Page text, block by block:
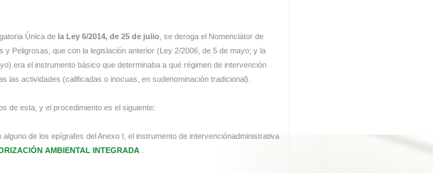
Única dela Ley 6/2014, de 25 de julio , se deroga el Nomenclátor de
Peligrosas, que con la legislación anterior (Ley 2/2006, de 5 de mayo; y la
era el instrumento básico que determinaba a qué régimen de intervención
las actividades (calificadas o inocuas, en sudenominación tradicional).
de esta, y el procedimiento es el siguiente:
alguno de los epígrafes del Anexo I, el instrumento de intervenciónadministrativa
AMBIENTAL INTEGRADA